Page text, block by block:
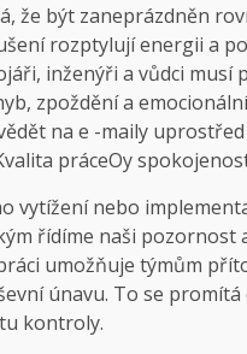
že být zaneprázdněn
rozptylují energii a
inženýři a vůdci
zpoždění a
na e -maily
práceOy
vytížení nebo
řídíme naši pozornost
umožňuje týmům
únavu. To se promítá
kontroly.